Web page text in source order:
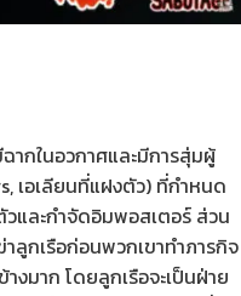
ากในอวกาศและมีการสุ่มผู้
เอเลียนที่แฝงตัว) ที่กำหนด
วและกำจัดอิมพอสเตอร์ ส่วน
ลูกเรือก่อนพวกเขาทำภารกิจ
งมาก โดยลูกเรือจะเป็นฝ่าย